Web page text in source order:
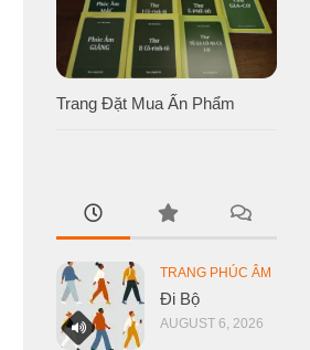
Trang Đặt Mua Ấn Phẩm
TRANG PHÚC ÂM
Đi Bộ
AUGUST 6, 2026